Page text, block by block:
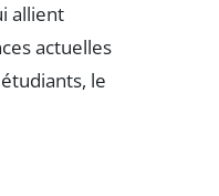
allient
actuelles
le